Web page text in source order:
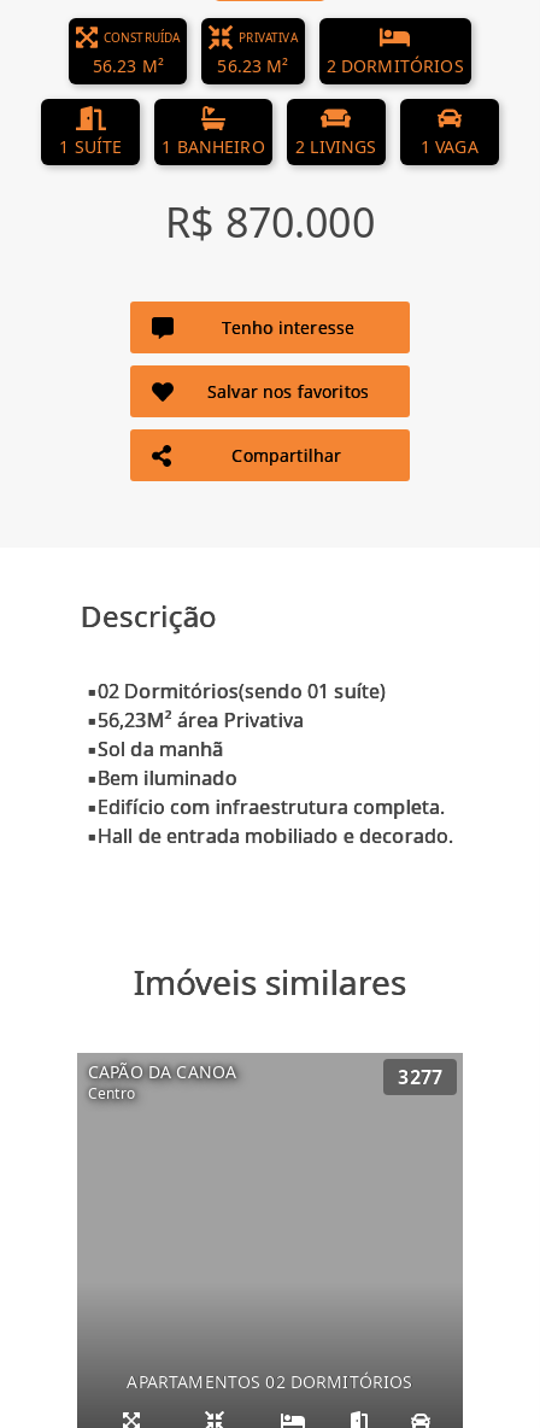
CONSTRUÍDA
56.23 M²
PRIVATIVA
56.23 M² 2 DORMITÓRIOS
1 SUÍTE 1 BANHEIRO 2 LIVINGS 1 VAGA
R$ 870.000
Tenho interesse
Salvar nos favoritos
Compartilhar
Descrição
▪02 Dormitórios(sendo 01 suíte)
▪56,23M² área Privativa
▪Sol da manhã
▪Bem iluminado
▪Edifício com infraestrutura completa.
Imóveis similares
CAPÃO DA CANOA
Centro
3277
APARTAMENTOS 02 DORMITÓRIOS